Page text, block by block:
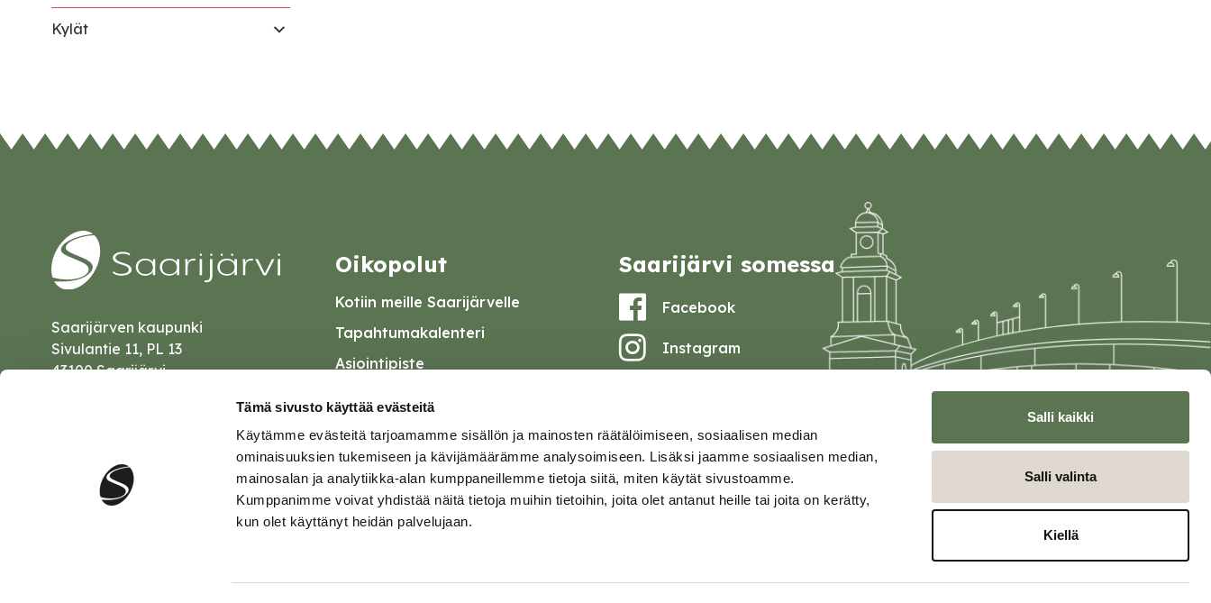
Tämä sivusto käyttää evästeitä
Käytämme evästeitä tarjoamamme sisällön ja mainosten räätälöimiseen, sosiaalisen median
ominaisuuksien tukemiseen ja kävijämäärämme analysoimiseen. Lisäksi jaamme sosiaalisen median,
mainosalan ja analytiikka-alan kumppaneillemme tietoja siitä, miten käytät sivustoamme.
Kumppanimme voivat yhdistää näitä tietoja muihin tietoihin, joita olet antanut heille tai joita on kerätty,
kun olet käyttänyt heidän palvelujaan.
Salli kaikki
Salli valinta
Kiellä
Kylät
Saarijärven kaupunki
Sivulantie 11, PL 13
43100 Saarijärvi
Oikopolut
Kotiin meille Saarijärvelle
Tapahtumakalenteri
Asiointipiste
Palautelomake
Saavutettavuusseloste
Tietosuoja
Saarijärvi somessa
Facebook
Instagram